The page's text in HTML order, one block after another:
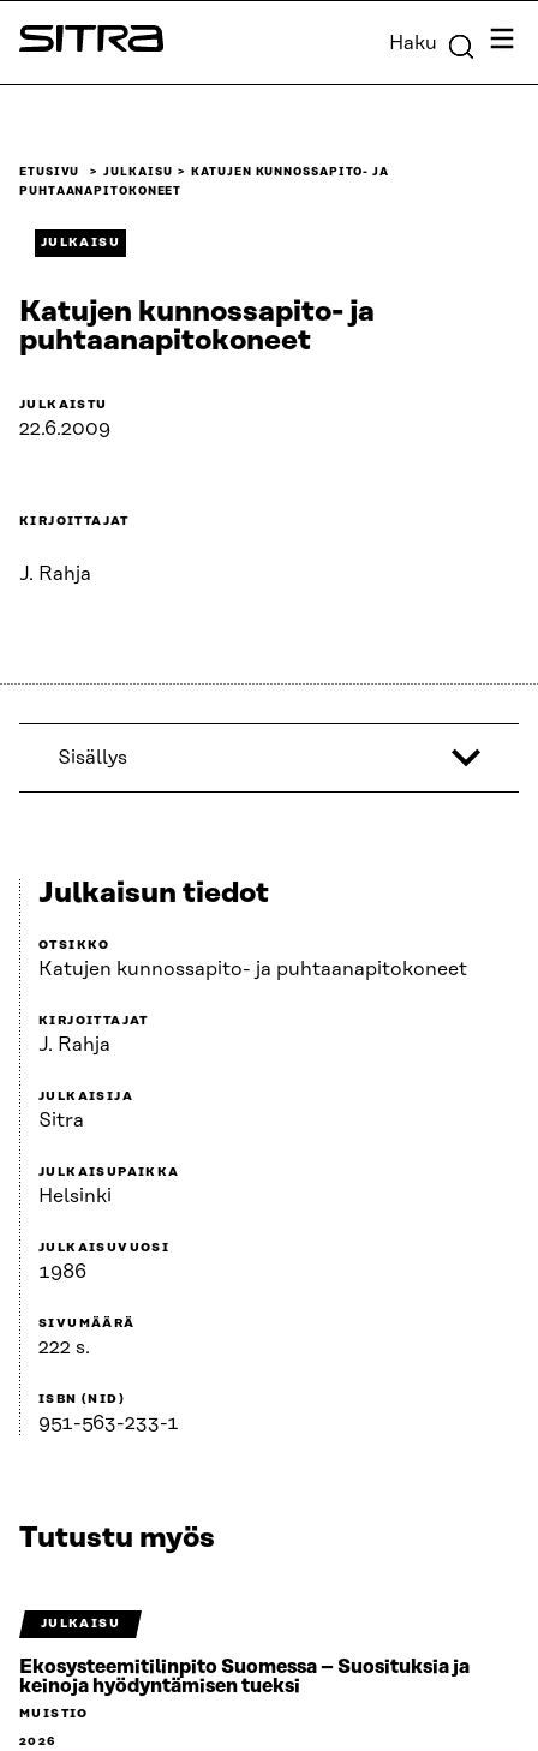
Siirry
suoraan
Sitra Haku
ETUSIVU JULKAISU
KATUJEN KUNNOSSAPITO- JA
PUHTAANAPITOKONEET
JULKAISU
Katujen kunnossapito- ja
puhtaanapitokoneet
JULKAISTU
22.6.2009
KIRJOITTAJAT
J. Rahja
Sisällys
Julkaisun tiedot
OTSIKKO
Katujen kunnossapito- ja puhtaanapitokoneet
KIRJOITTAJAT
J. Rahja
JULKAISIJA
Sitra
JULKAISUPAIKKA
Helsinki
JULKAISUVUOSI
1986
SIVUMÄÄRÄ
222 s.
ISBN (NID)
951-563-233-1
Tutustu myös
JULKAISU
Ekosysteemitilinpito Suomessa – Suosituksia ja
keinoja hyödyntämisen tueksi
MUISTIO
2026